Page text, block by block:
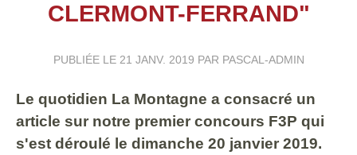
CLERMONT-FERRAND"
PUBLIÉE LE 21 JANV. 2019 PAR PASCAL-ADMIN
Le quotidien La Montagne a consacré un
article sur notre premier concours F3P qui
s'est déroulé le dimanche 20 janvier 2019.